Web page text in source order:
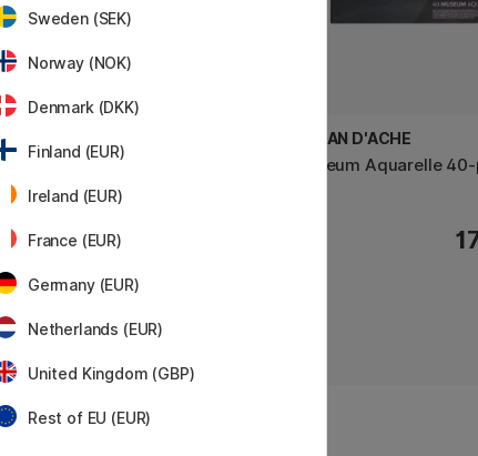
CARAN D'ACHE
Museum Aquarelle 12-pack
63.50 €
CARAN D'ACHE
Museum Aquarelle
Sweden (SEK)
Norway (NOK)
Denmark (DKK)
Finland (EUR)
Ireland (EUR)
France (EUR)
Germany (EUR)
Netherlands (EUR)
United Kingdom (GBP)
Rest of EU (EUR)